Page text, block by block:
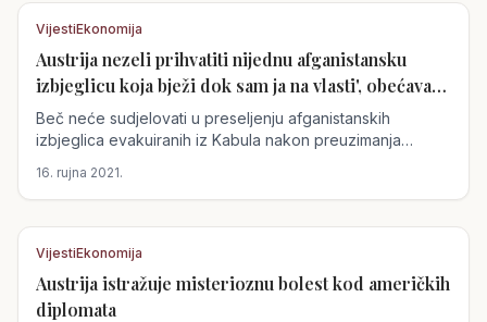
Austrija
VijestiEkonomija
Austrija nezeli prihvatiti nijednu afganistansku
izbjeglicu koja bježi dok sam ja na vlasti', obećava
kancelar Kurz
Beč neće sudjelovati u preseljenju afganistanskih
izbjeglica evakuiranih iz Kabula nakon preuzimanja
16. rujna 2021.
Austrija
VijestiEkonomija
Austrija istražuje misterioznu bolest kod američkih
diplomata